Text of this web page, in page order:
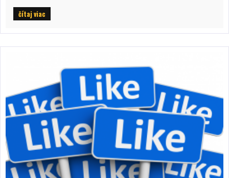
čítaj viac